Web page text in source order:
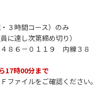
３時間コース）のみ
達し次第締め切り）
４８６－０１１９ 内線３８
17時00分まで
ファイルをご確認ください。